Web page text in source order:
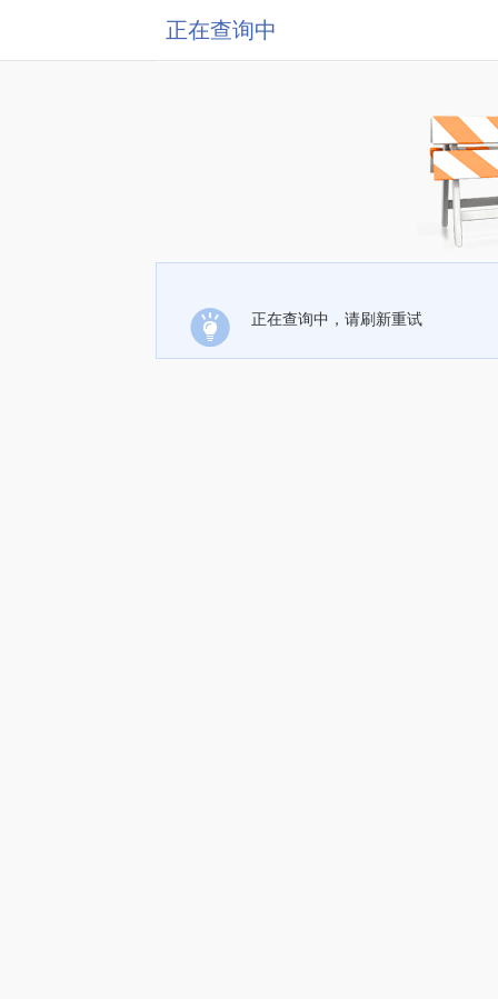
正在查询中
正在查询中，请刷新重试